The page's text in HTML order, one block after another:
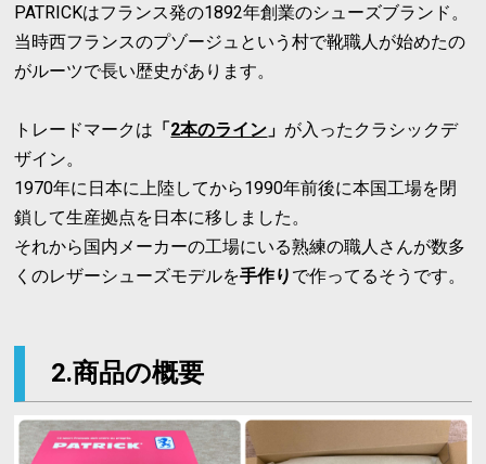
PATRICKはフランス発の1892年創業のシューズブランド。
当時西フランスのプゾージュという村で靴職人が始めたの
がルーツで長い歴史があります。
トレードマークは 「2本のライン 」 が入ったクラシックデ
ザイン。
1970年に日本に上陸してから1990年前後に本国工場を閉
鎖して生産拠点を日本に移しました。
それから国内メーカーの工場にいる熟練の職人さんが数多
くのレザーシューズモデルを手作り で作ってるそうです。
2.商品の概要